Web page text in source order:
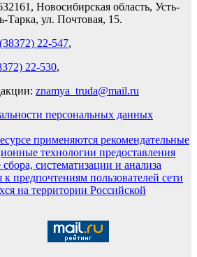
Новосибирская область, Усть-
Тарка, ул. Почтовая, 15.
22-547,
22-530,
znamya_truda@mail.ru
персональных данных
применяются рекомендательные
технологии предоставления
систематизации и анализа
предпочтениям пользователей сети
на территории Российской